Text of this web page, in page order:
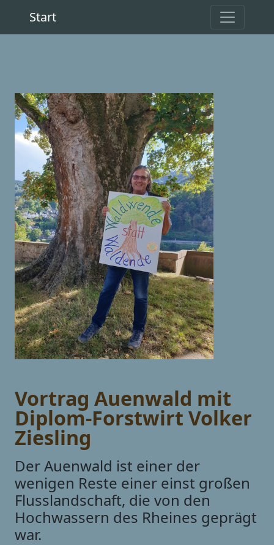
Start
Vortrag Auenwald mit
Diplom-Forstwirt Volker
Ziesling
Der Auenwald ist einer der
wenigen Reste einer einst großen
Flusslandschaft, die von den
Hochwassern des Rheines geprägt
war.